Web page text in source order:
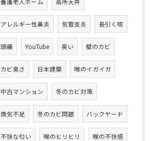
アレルギー性鼻炎 気管支炎 長引く咳
頭痛 YouTube 臭い 壁のカビ
カビ臭さ 日本建築 喉のイガイガ
中古マンション 冬のカビ対策
換気不足 冬のカビ問題 バックヤード
不快な匂い 喉のヒリヒリ 喉の不快感